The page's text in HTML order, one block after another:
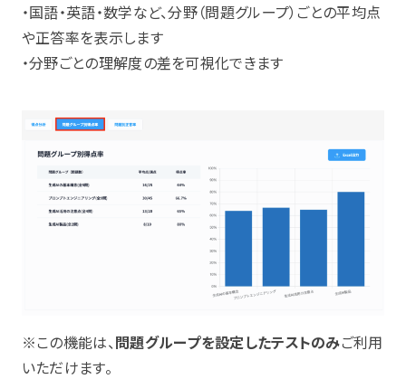
・国語・英語・数学など、分野（問題グループ）ごとの平均点
や正答率を表示します
・分野ごとの理解度の差を可視化できます
※この機能は、問題グループを設定したテストのみご利用
いただけます。